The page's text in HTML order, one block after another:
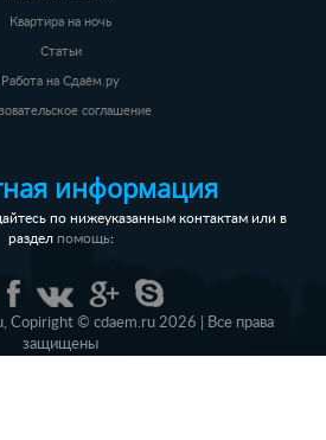
Квартира на ночь
Статьи
Работа на Сдаём.ру
соглашение
информация
по нижеуказанным контактам или в
раздел помощь:
, Copiright © cdaem.ru 2026 | Все права
защищены